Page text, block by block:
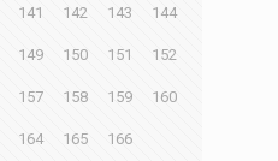
141 142 143 144
149 150 151 152
157 158 159 160
164 165 166